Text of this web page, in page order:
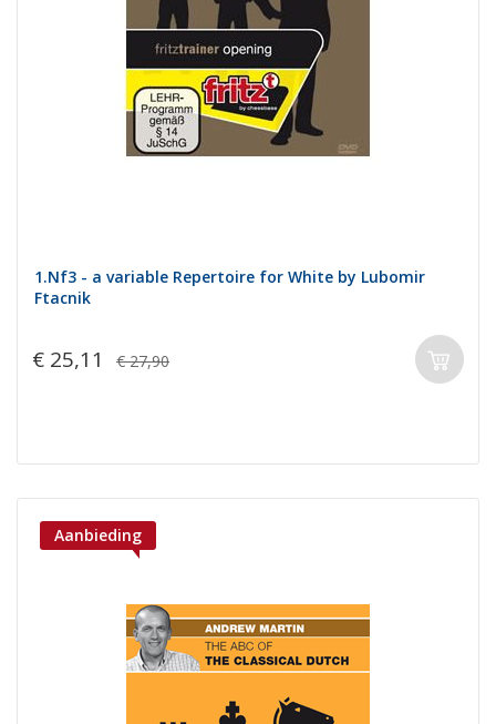
1.Nf3 - a variable Repertoire for White by Lubomir
Ftacnik
€ 25,11 € 27,90
Aanbieding